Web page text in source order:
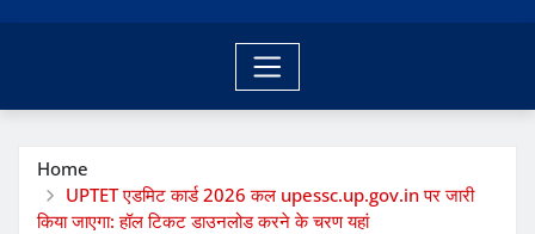
Home
UPTET एडमिट कार्ड 2026 कल upessc.up.gov.in पर जारी
किया जाएगा: हॉल टिकट डाउनलोड करने के चरण यहां